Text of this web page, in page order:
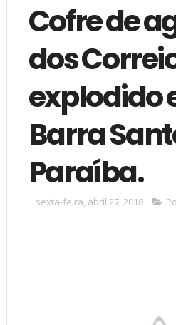
Cofre de
dos
explodido
Barra
Paraíba.
sexta-feira, abril 27, 2018